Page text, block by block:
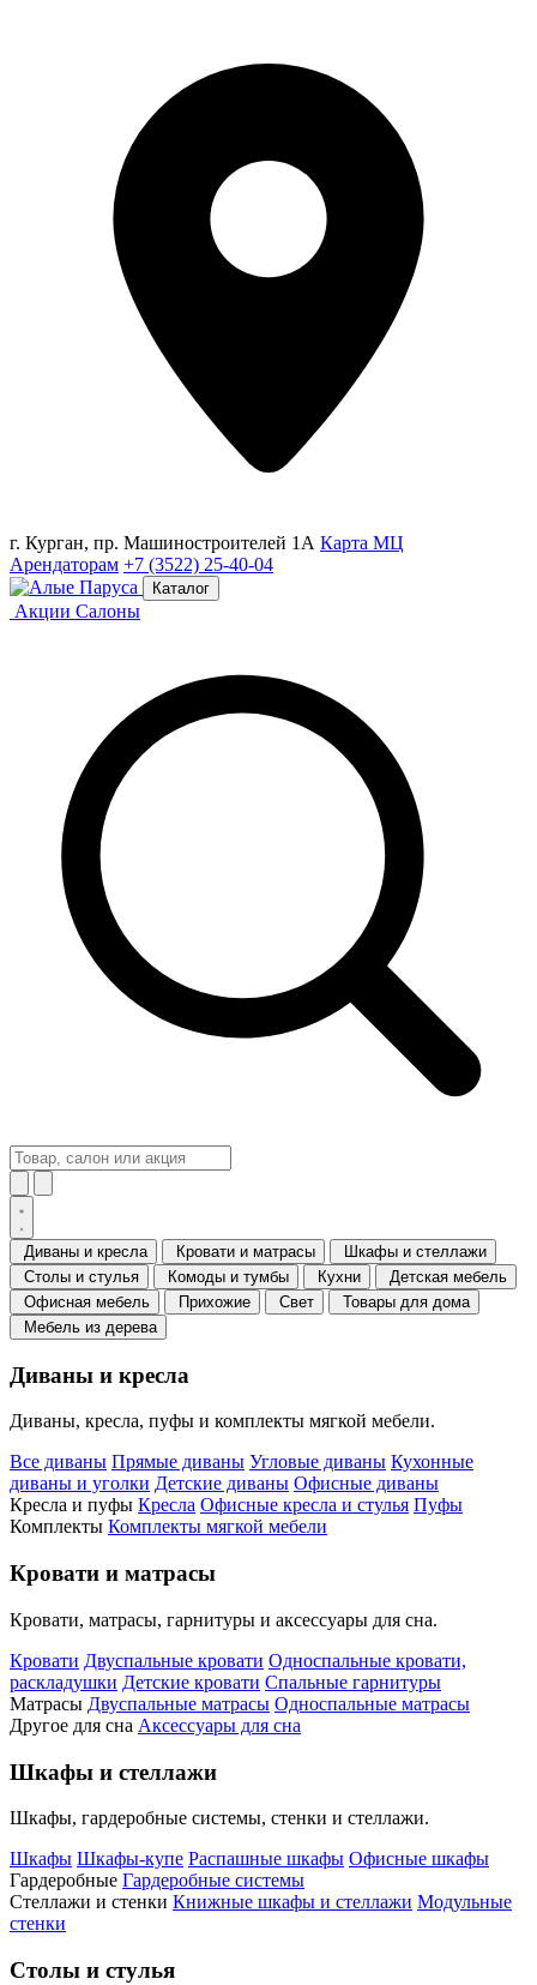
г. Курган, пр. Машиностроителей 1А Карта МЦ
Арендаторам +7 (3522) 25-40-04
Каталог
Акции Салоны
Диваны и кресла Кровати и матрасы
Шкафы и стеллажи
Столы и стулья
Комоды и тумбы Кухни
Детская мебель
Офисная мебель
Прихожие Свет
Товары для дома
Мебель из дерева
Диваны и кресла
Диваны, кресла, пуфы и комплекты мягкой мебели.
Все диваны Прямые диваны Угловые диваны Кухонные
диваны и уголки Детские диваны Офисные диваны
Кресла и пуфы Кресла Офисные кресла и стулья Пуфы
Комплекты Комплекты мягкой мебели
Кровати и матрасы
Кровати, матрасы, гарнитуры и аксессуары для сна.
Кровати Двуспальные кровати Односпальные кровати,
раскладушки Детские кровати Спальные гарнитуры
Матрасы Двуспальные матрасы Односпальные матрасы
Другое для сна Аксессуары для сна
Шкафы и стеллажи
Шкафы, гардеробные системы, стенки и стеллажи.
Шкафы Шкафы-купе Распашные шкафы Офисные шкафы
Гардеробные Гардеробные системы
Стеллажи и стенки Книжные шкафы и стеллажи Модульные
стенки
Столы и стулья